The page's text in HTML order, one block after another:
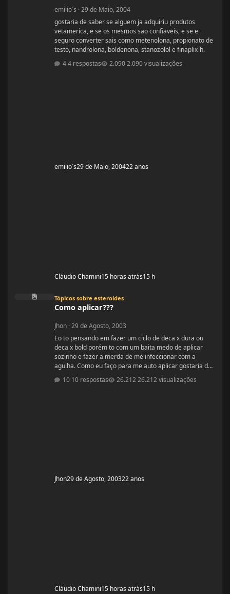
emilio´s ·29 de Maio, 2004
gostaria de saber se alguem ja adquiriu produtos
vetamerica, e se os mesmos sao confiaveis, e se e
seguro converter sais como metenolona, propionato de
testo, nandrolona, boldenona, stanozolol e finaplix-h.
4 respostas
2.090 visualizações
emilio´s29 de Maio, 200422 anos
Cláudio Chamini15 horas atrás15 h
Como aplicar???
Tópicos sobre esteroides
Como aplicar???
Jhon ·29 de Agosto, 2003
Eo to pensando em fazer um ciclo de deca x dura ou
deca x bold porém to com um baita medo de aplicar
sozinho e fazer a merda de me infeccionar com a
agulha. Como eu faço para me auto aplicar gostaria de
saber que tipo de injeção que é se ela é intramuscular
essas coisas do tipo, também os locais de aplicação e
10 respostas 26.212 visualizações
Jhon29 de Agosto, 200322 anos
Cláudio Chamini15 horas atrás15 h